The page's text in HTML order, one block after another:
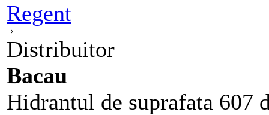
Regent
Distribuitor
Bacau
Hidrantul de suprafata 607